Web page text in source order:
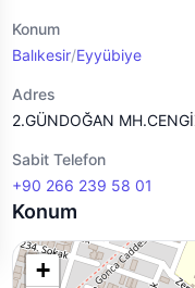
Konum
Balıkesir/Eyyübiye
Adres
2.GÜNDOĞAN
Sabit Telefon
+90 266 239 58 01
Konum
+